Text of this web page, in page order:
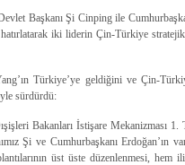
Başkanı Şi Cinping ile
hatırlatarak iki liderin Çin-Türkiye
Türkiye’ye geldiğini ve Çin-
sürdürdü:
Bakanları İstişare Mekanizması 1.
Şi ve Cumhurbaşkanı Erdoğan’ın
üst üste düzenlenmesi, hem